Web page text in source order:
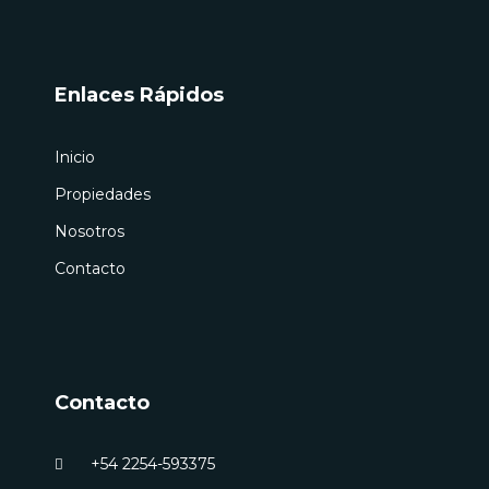
Enlaces Rápidos
Inicio
Propiedades
Nosotros
Contacto
Contacto
+54 2254-593375